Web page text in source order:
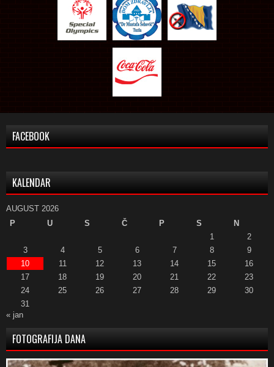
FACEBOOK
KALENDAR
AUGUST 2026
P
U S Č P S
N
1
2
3
4 5 6 7 8
9
10
11 12 13 14 15
16
17
18 19 20 21 22
23
24
25 26 27 28 29
30
31
« jan
FOTOGRAFIJA DANA